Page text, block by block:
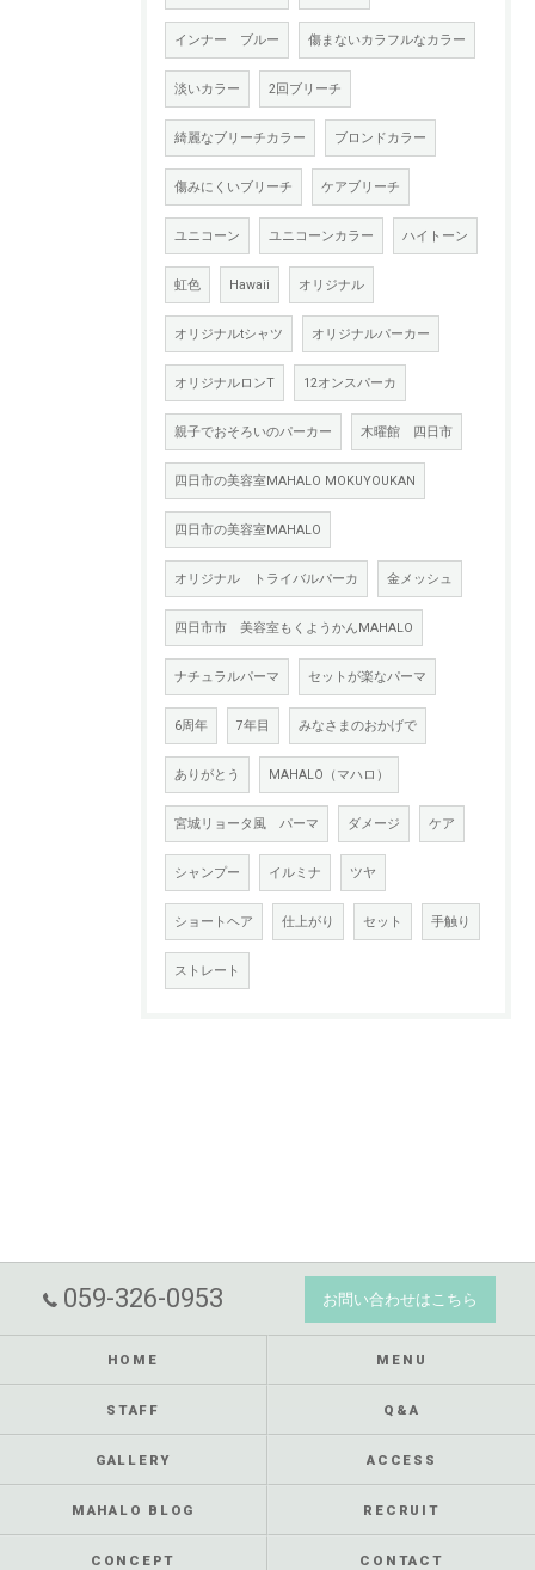
インナー ブルー 傷まないカラフルなカラー
淡いカラー 2回ブリーチ
綺麗なブリーチカラー ブロンドカラー
傷みにくいブリーチ ケアブリーチ
ユニコーン ユニコーンカラー ハイトーン
虹色 Hawaii オリジナル
オリジナルtシャツ オリジナルパーカー
オリジナルロンT 12オンスパーカ
親子でおそろいのパーカー 木曜館 四日市
四日市の美容室MAHALO MOKUYOUKAN
四日市の美容室MAHALO
オリジナル トライバルパーカ 金メッシュ
四日市市 美容室もくようかんMAHALO
ナチュラルパーマ セットが楽なパーマ
6周年 7年目 みなさまのおかげで
ありがとう MAHALO（マハロ）
宮城リョータ風 パーマ ダメージ ケア
シャンプー イルミナ ツヤ
ショートヘア 仕上がり セット 手触り
ストレート
059-326-0953 お問い合わせはこちら
HOME MENU
STAFF Q&A
GALLERY ACCESS
MAHALO BLOG RECRUIT
CONCEPT CONTACT